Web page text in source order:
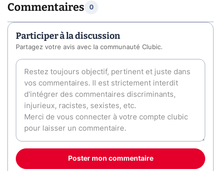
Commentaires 0
Participer à la discussion
Partagez votre avis avec la communauté Clubic.
Poster mon commentaire